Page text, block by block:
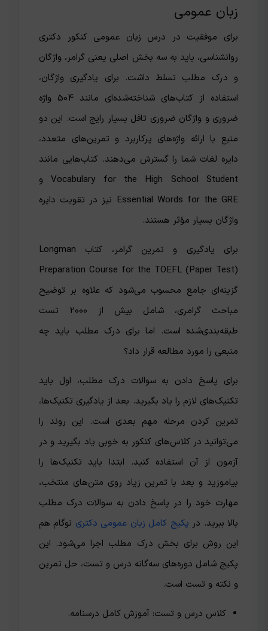
زبان عمومی
برای موفقیت در درس زبان عمومی کنکور دکتری
روانشناسی، باید به سه بخش اصلی یعنی گرامر، واژگان
و درک مطلب تسلط داشت. برای یادگیری واژگان،
استفاده از کتاب‌های شناخته‌شده‌ای مانند 504 واژه
ضروری و واژگان ضروری تافل بسیار رایج است. این دو
منبع با ارائه واژه‌های پرکاربرد و تمرین‌های متعدد،
دایره لغات شما را گسترش می‌دهند. کتاب‌هایی مانند
Vocabulary for the High School Student و
Essential Words for the GRE نیز در تقویت دایره
واژگان بسیار مؤثر هستند.
برای یادگیری و تمرین گرامر، کتاب Longman
Preparation Course for the TOEFL (Paper Test)
گزینه‌ای جامع محسوب می‌شود که علاوه بر توضیح
مباحث گرامری، شامل بیش از 2000 تست
طبقه‌بندی‌شده است. اما برای درک مطلب باید چه
منبعی را مورد مطالعه قرار داد؟
برای پاسخ دادن به سوالات درک مطلب، اول باید
تکنیک‌های لازم را یاد بگیرید. بعد از یادگیری تکنیک‌ها،
تمرین کردن مرحله‌ مهم بعدی است. این روند را
می‌توانید در کلاس‌های کنکور به خوبی یاد بگیرید و در
آزمون از آن استفاده کنید. ابتدا باید تکنیک‌ها را
بیاموزید و بعد با تمرین‌ زیاد روی متن‌های منتخب،
مهارت خود را در پاسخ دادن به سوالات درک مطلب
بالا ببرید. در پکیج کامل زبان عمومی دکتری نوگام هم
این روش برای بخش درک مطلب اجرا می‌شود. این
پکیج شامل دوره‌های سه‌گانه درس و تست، حل تمرین
و نکته و تست است.
کلاس درس و تست: آموزش کامل درسنامه.